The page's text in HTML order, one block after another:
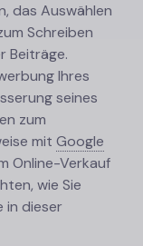
das Auswählen
Schreiben
Beiträge.
Ihres
seines
zum
mit Google
Online-Verkauf
wie Sie
in dieser